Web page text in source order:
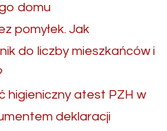
domu
pomyłek. Jak
do liczby mieszkańców i
higieniczny atest PZH w
deklaracji